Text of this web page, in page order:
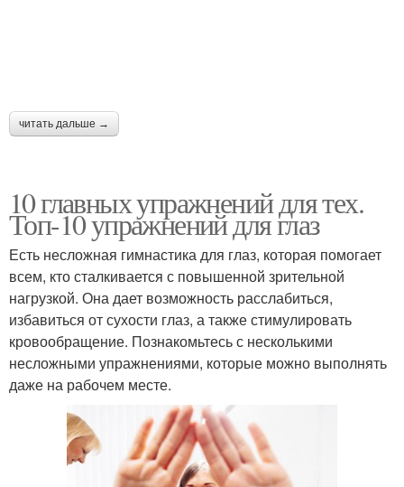
читать дальше →
10 главных упражнений для тех.
Топ-10 упражнений для глаз
Есть несложная гимнастика для глаз, которая помогает
всем, кто сталкивается с повышенной зрительной
нагрузкой. Она дает возможность расслабиться,
избавиться от сухости глаз, а также стимулировать
кровообращение. Познакомьтесь с несколькими
несложными упражнениями, которые можно выполнять
даже на рабочем месте.